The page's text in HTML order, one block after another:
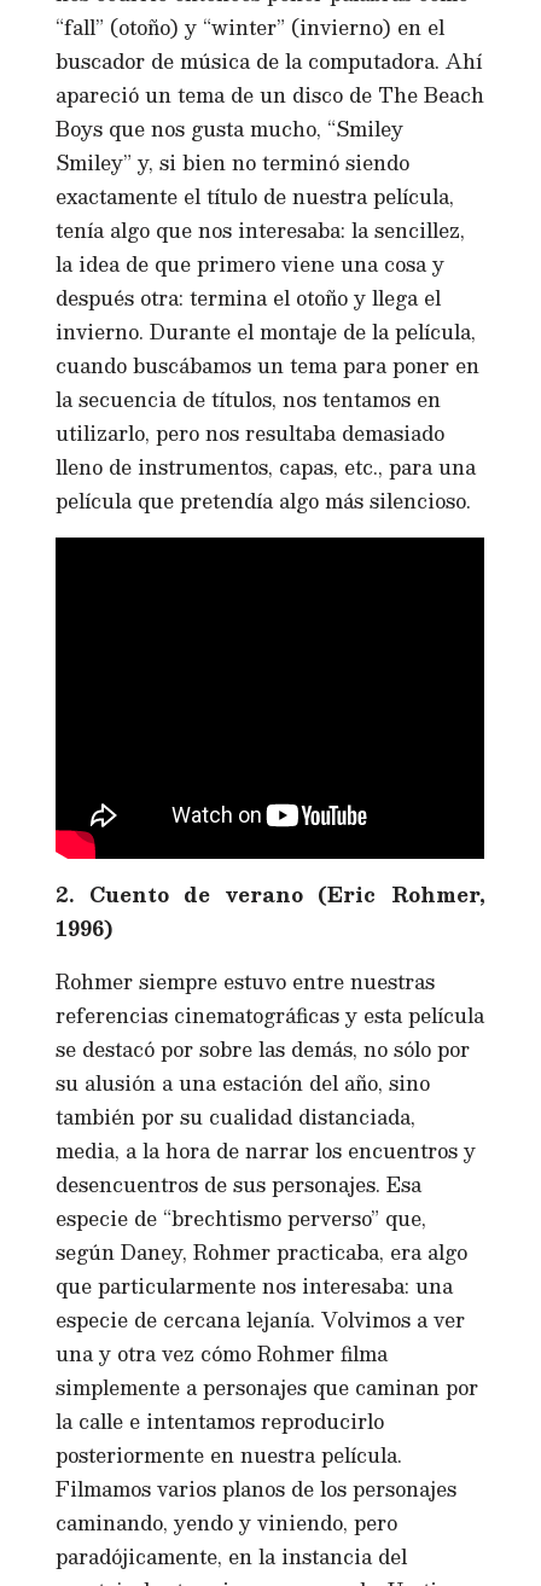
“fall” (otoño) y “winter” (invierno) en el
buscador de música de la computadora. Ahí
apareció un tema de un disco de The Beach
Boys que nos gusta mucho, “Smiley
Smiley” y, si bien no terminó siendo
exactamente el título de nuestra película,
tenía algo que nos interesaba: la sencillez,
la idea de que primero viene una cosa y
después otra: termina el otoño y llega el
invierno. Durante el montaje de la película,
cuando buscábamos un tema para poner en
la secuencia de títulos, nos tentamos en
utilizarlo, pero nos resultaba demasiado
lleno de instrumentos, capas, etc., para una
película que pretendía algo más silencioso.
2. Cuento de verano (Eric Rohmer,
1996)
Rohmer siempre estuvo entre nuestras
referencias cinematográficas y esta película
se destacó por sobre las demás, no sólo por
su alusión a una estación del año, sino
también por su cualidad distanciada,
media, a la hora de narrar los encuentros y
desencuentros de sus personajes. Esa
especie de “brechtismo perverso” que,
según Daney, Rohmer practicaba, era algo
que particularmente nos interesaba: una
especie de cercana lejanía. Volvimos a ver
una y otra vez cómo Rohmer filma
simplemente a personajes que caminan por
la calle e intentamos reproducirlo
posteriormente en nuestra película.
Filmamos varios planos de los personajes
caminando, yendo y viniendo, pero
paradójicamente, en la instancia del